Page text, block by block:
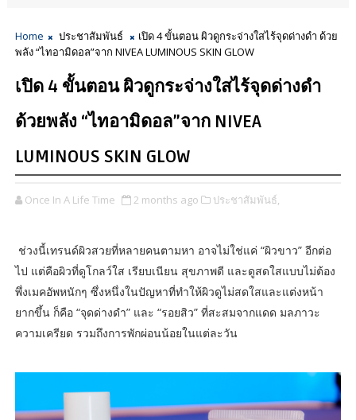
Home ประชาสัมพันธ์
เปิด 4 ขั้นตอน ผิวดูกระจ่างใสไร้จุดด่างดำ ด้วย
พลัง “ไทอามิดอล”จาก NIVEA LUMINOUS SKIN GLOW
เปิด 4 ขั้นตอน ผิวดูกระจ่างใสไร้จุดด่างดำ
ด้วยพลัง “ไทอามิดอล”จาก NIVEA
LUMINOUS SKIN GLOW
Once In A Life Time 2 months ago ประชาสัมพันธ์,
ช่วงนี้เทรนด์ผิวสวยที่หลายคนตามหา อาจไม่ใช่แค่ “ผิวขาว” อีกต่อ
ไป แต่คือผิวที่ดูโกลว์ใส เรียบเนียน สุขภาพดี และดูสดใสแบบไม่ต้อง
พึ่งเมคอัพหนักๆ ซึ่งหนึ่งในปัญหาที่ทำให้ผิวดูไม่สดใสและแต่งหน้า
ยากขึ้น ก็คือ “จุดด่างดำ” และ “รอยสิว” ที่สะสมจากแดด มลภาวะ
ความเครียด รวมถึงการพักผ่อนน้อยในแต่ละวัน